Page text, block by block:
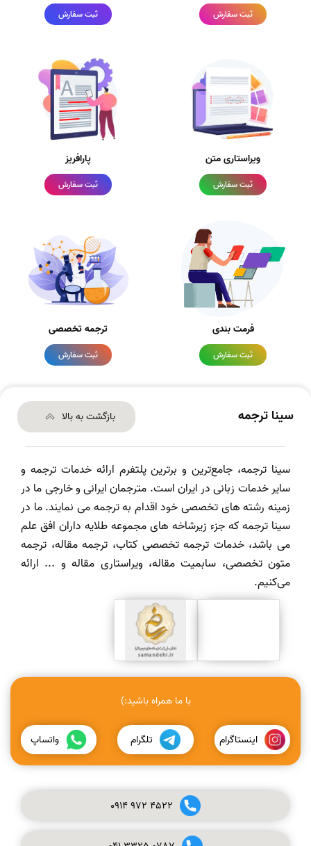
ثبت سفارش ثبت سفارش
ویراستاری متن
ثبت سفارش
پارافریز
ثبت سفارش
فرمت بندی
ثبت سفارش
ترجمه تخصصی
ثبت سفارش
سینا ترجمه بازگشت به بالا
سینا ترجمه، جامع‌ترین و برترین پلتفرم ارائه خدمات ترجمه و
سایر خدمات زبانی در ایران است. مترجمان ایرانی و خارجی ما در
زمینه رشته های تخصصی خود اقدام به ترجمه می نمایند. ما در
سینا ترجمه که جزء زیرشاخه های مجموعه طلایه داران افق علم
می باشد، خدمات ترجمه تخصصی کتاب، ترجمه مقاله، ترجمه
متون تخصصی، سابمیت مقاله، ویراستاری مقاله و ... ارائه
می‌کنیم.
با ما همراه باشید:)
اینستاگرام تلگرام واتساپ
0914972 4522